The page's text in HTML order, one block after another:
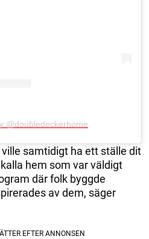
@doubledeckerhome
samtidigt ha ett ställe dit
hem som var väldigt
där folk byggde
av dem, säger